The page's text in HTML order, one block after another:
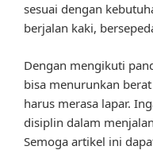
sesuai dengan
berjalan kaki,
Dengan mengikuti
bisa menurunkan
harus merasa lapar.
disiplin dalam
Semoga artikel ini